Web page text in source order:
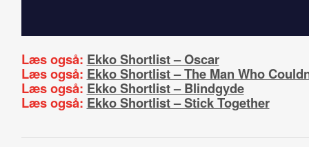
Læs også: Ekko Shortlist – Oscar
Læs også: Ekko Shortlist – The Man Who
Læs også: Ekko Shortlist – Blindgyde
Læs også: Ekko Shortlist – Stick Together